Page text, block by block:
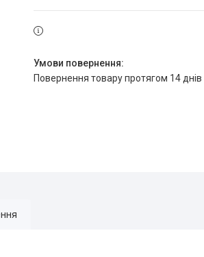
повернення товару протягом 14 днів